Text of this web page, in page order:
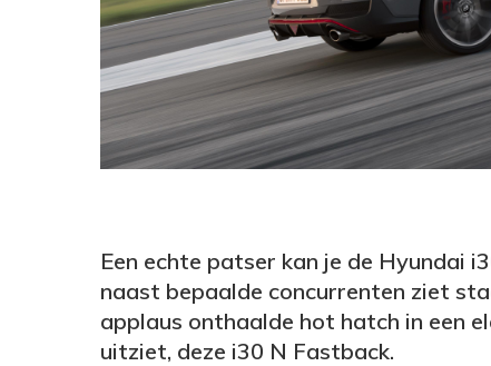
Een echte patser kan je de Hyundai
naast bepaalde concurrenten ziet
applaus onthaalde hot hatch in een
uitziet, deze i30 N Fastback.